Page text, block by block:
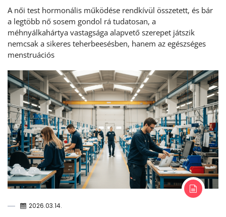
A női test hormonális működése rendkívül összetett, és bár
a legtöbb nő sosem gondol rá tudatosan, a
méhnyálkahártya vastagsága alapvető szerepet játszik
nemcsak a sikeres teherbeesésben, hanem az egészséges
menstruációs
2026.03.14.